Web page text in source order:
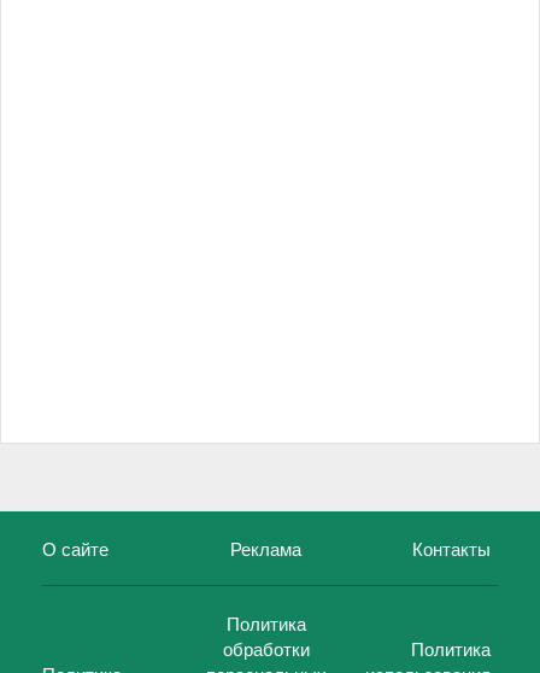
О сайте Реклама Контакты
Политика
обработки
Политика